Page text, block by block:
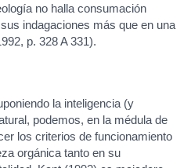
no halla consumación
indagaciones más que en una
p. 328 A 331).
la inteligencia (y
podemos, en la médula de
los criterios de funcionamiento
orgánica tanto en su